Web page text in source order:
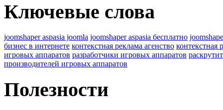
Ключевые слова
joomshaper aspasia joomla joomshaper aspasia бесплатно
бизнес в интернете контекстная реклама агенство контекстная
игровых аппаратов разработчики игровых аппаратов
производителей игровых аппаратов
Полезности